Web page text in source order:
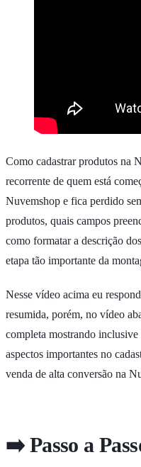
Como cadastrar produtos na
recorrente de quem está
Nuvemshop e fica perdido
produtos, quais campos
como formatar a descrição
etapa tão importante da
Nesse vídeo acima eu
resumida, porém, no vídeo
completa mostrando
aspectos importantes no
venda de alta conversão na
➡️ Passo a